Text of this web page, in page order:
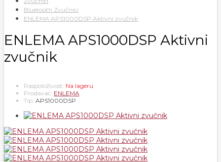
Bluetooth Zvučnici
ENLEMA APS1000DSP Aktivni zvučnik
ENLEMA APS1000DSP Aktivni
zvučnik
Raspoloživost: Na lageru
Prodavac: ENLEMA
Tip: APS1000DSP